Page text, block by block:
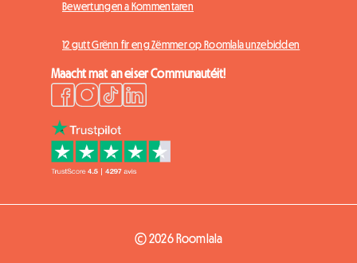
Bewertungen a Kommentaren
12 gutt Grënn fir eng Zëmmer op Roomlala unzebidden
Maacht mat an eiser Communautéit!
© 2026 Roomlala